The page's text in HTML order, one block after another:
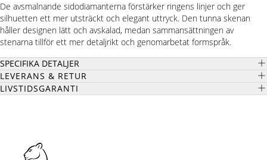
De avsmalnande sidodiamanterna förstärker ringens linjer och ger
silhuetten ett mer utsträckt och elegant uttryck. Den tunna skenan
håller designen lätt och avskalad, medan sammansättningen av
stenarna tillför ett mer detaljrikt och genomarbetat formspråk.
SPECIFIKA DETALJER
LEVERANS & RETUR
LIVSTIDSGARANTI